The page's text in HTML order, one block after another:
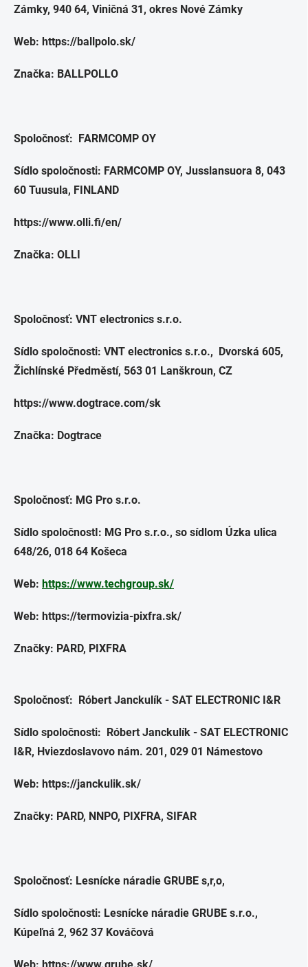
Zámky, 940 64, Viničná 31, okres Nové Zámky
Web: https://ballpolo.sk/
Značka: BALLPOLLO
Spoločnosť: FARMCOMP OY
Sídlo spoločnosti: FARMCOMP OY, Jusslansuora 8, 043
60 Tuusula, FINLAND
https://www.olli.fi/en/
Značka: OLLI
Spoločnosť: VNT electronics s.r.o.
Sídlo spoločnosti: VNT electronics s.r.o., Dvorská 605,
Žichlínské Předměstí, 563 01 Lanškroun, CZ
https://www.dogtrace.com/sk
Značka: Dogtrace
Spoločnosť: MG Pro s.r.o.
Sídlo spoločnostI: MG Pro s.r.o., so sídlom Úzka ulica
648/26, 018 64 Košeca
Web: https://www.techgroup.sk/
Web: https://termovizia-pixfra.sk/
Značky: PARD, PIXFRA
Spoločnosť: Róbert Janckulík - SAT ELECTRONIC I&R
Sídlo spoločnosti: Róbert Janckulík - SAT ELECTRONIC
I&R, Hviezdoslavovo nám. 201, 029 01 Námestovo
Web: https://janckulik.sk/
Značky: PARD, NNPO, PIXFRA, SIFAR
Spoločnosť: Lesnícke náradie GRUBE s,r,o,
Sídlo spoločnosti: Lesnícke náradie GRUBE s.r.o.,
Kúpeľná 2, 962 37 Kováčová